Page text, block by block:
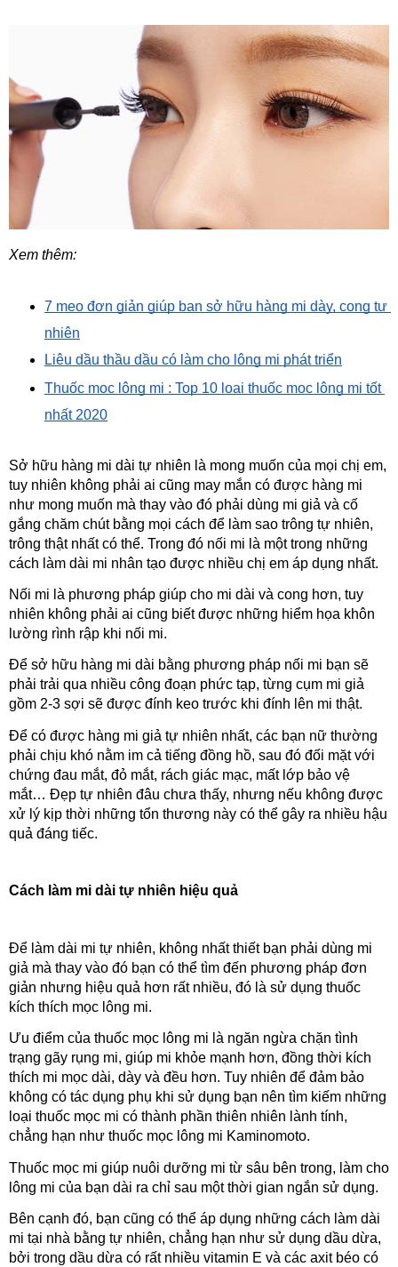
Xem thêm:
7 mẹo đơn giản giúp bạn sở hữu hàng mi dày, cong tự
nhiên
Liệu dầu thầu dầu có làm cho lông mi phát triển
Thuốc mọc lông mi : Top 10 loại thuốc mọc lông mi tốt
nhất 2020
Sở hữu hàng mi dài tự nhiên là mong muốn của mọi chị em,
tuy nhiên không phải ai cũng may mắn có được hàng mi
như mong muốn mà thay vào đó phải dùng mi giả và cố
gắng chăm chút bằng mọi cách để làm sao trông tự nhiên,
trông thật nhất có thể. Trong đó nối mi là một trong những
cách làm dài mi nhân tạo được nhiều chị em áp dụng nhất.
Nối mi là phương pháp giúp cho mi dài và cong hơn, tuy
nhiên không phải ai cũng biết được những hiểm họa khôn
lường rình rập khi nối mi.
Để sở hữu hàng mi dài bằng phương pháp nối mi bạn sẽ
phải trải qua nhiều công đoạn phức tạp, từng cụm mi giả
gồm 2-3 sợi sẽ được đính keo trước khi đính lên mi thật.
Để có được hàng mi giả tự nhiên nhất, các bạn nữ thường
phải chịu khó nằm im cả tiếng đồng hồ, sau đó đối mặt với
chứng đau mắt, đỏ mắt, rách giác mạc, mất lớp bảo vệ
mắt… Đẹp tự nhiên đâu chưa thấy, nhưng nếu không được
xử lý kịp thời những tổn thương này có thể gây ra nhiều hậu
quả đáng tiếc.
Cách làm mi dài tự nhiên hiệu quả
Để làm dài mi tự nhiên, không nhất thiết bạn phải dùng mi
giả mà thay vào đó bạn có thể tìm đến phương pháp đơn
giản nhưng hiệu quả hơn rất nhiều, đó là sử dụng thuốc
kích thích mọc lông mi.
Ưu điểm của thuốc mọc lông mi là ngăn ngừa chặn tình
trạng gãy rụng mi, giúp mi khỏe mạnh hơn, đồng thời kích
thích mi mọc dài, dày và đều hơn. Tuy nhiên để đảm bảo
không có tác dụng phụ khi sử dụng bạn nên tìm kiếm những
loại thuốc mọc mi có thành phần thiên nhiên lành tính,
chẳng hạn như thuốc mọc lông mi Kaminomoto.
Thuốc mọc mi giúp nuôi dưỡng mi từ sâu bên trong, làm cho
lông mi của bạn dài ra chỉ sau một thời gian ngắn sử dụng.
Bên cạnh đó, bạn cũng có thể áp dụng những cách làm dài
mi tại nhà bằng tự nhiên, chẳng hạn như sử dụng dầu dừa,
bởi trong dầu dừa có rất nhiều vitamin E và các axit béo có